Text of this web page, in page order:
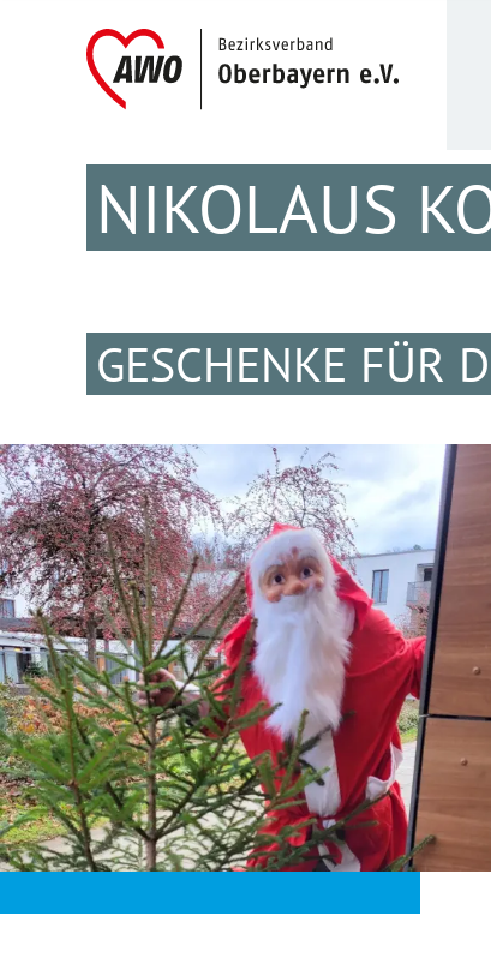
NIKOLAUS
GESCHENKE FÜR